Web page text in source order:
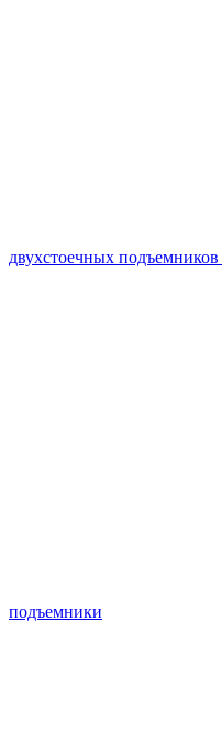
двухстоечных подъемников
подъемники